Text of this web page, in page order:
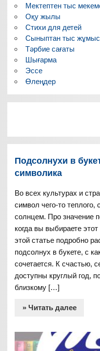
Мектептен тыс
Оқу жылы
Стихи для детей
Сыныптан тыс жұмыс
Тәрбие сағаты
Шығарма
Эссе
Өлеңдер
Подсолнухи в
символика
Во всех культурах и
символ чего-то теплого,
солнцем. Про значение
когда вы выбираете
этой статье подробно
подсолнух в букете, с
сочетается. К счастью,
доступны круглый год,
близкому […]
» Читать далее